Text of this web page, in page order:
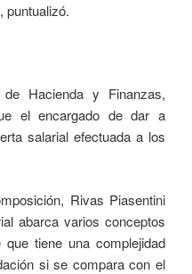
puntualizó.
Hacienda y Finanzas,
el encargado de dar a
salarial efectuada a los
Rivas Piasentini
abarca varios conceptos
tiene una complejidad
si se compara con el